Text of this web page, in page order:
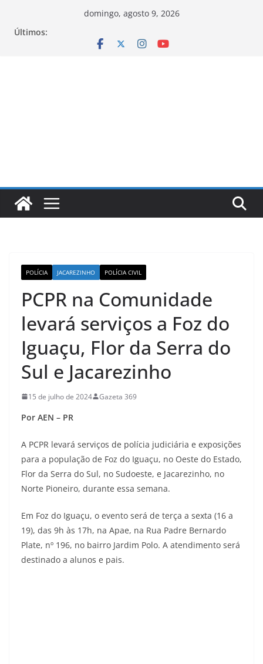
domingo, agosto 9, 2026
Últimos:
POLÍCIA JACAREZINHO POLÍCIA CIVIL
PCPR na Comunidade
levará serviços a Foz do
Iguaçu, Flor da Serra do
Sul e Jacarezinho
15 de julho de 2024 Gazeta 369
Por AEN – PR
A PCPR levará serviços de polícia judiciária e exposições
para a população de Foz do Iguaçu, no Oeste do Estado,
Flor da Serra do Sul, no Sudoeste, e Jacarezinho, no
Norte Pioneiro, durante essa semana.
Em Foz do Iguaçu, o evento será de terça a sexta (16 a
19), das 9h às 17h, na Apae, na Rua Padre Bernardo
Plate, nº 196, no bairro Jardim Polo. A atendimento será
destinado a alunos e pais.